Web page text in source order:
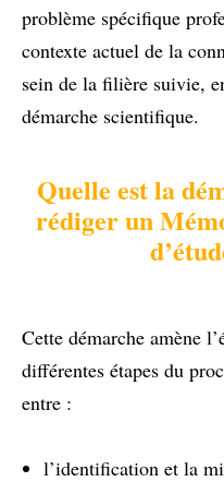
problème spécifique
contexte actuel de la
sein de la filière suivie,
démarche scientifique.
Quelle est la
rédiger un
Cette démarche amène
différentes étapes du
entre :
l’identification et la